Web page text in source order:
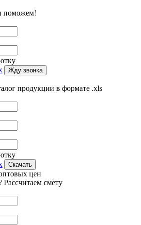
поможем!
Жду звонка
продукции в формате .xls
Скачать
цен
Рассчитаем смету